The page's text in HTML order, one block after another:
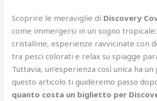
Scoprire le meraviglie di Discovery
come immergersi in un sogno tropicale:
cristalline, esperienze ravvicinate con
tra pesci colorati e relax su spiagge
Tuttavia, un’esperienza così unica ha
questo articolo ti guideremo passo
quanto costa un biglietto per